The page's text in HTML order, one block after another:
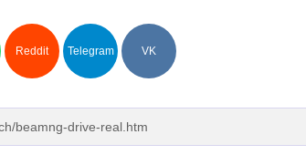
Reddit Telegram VK